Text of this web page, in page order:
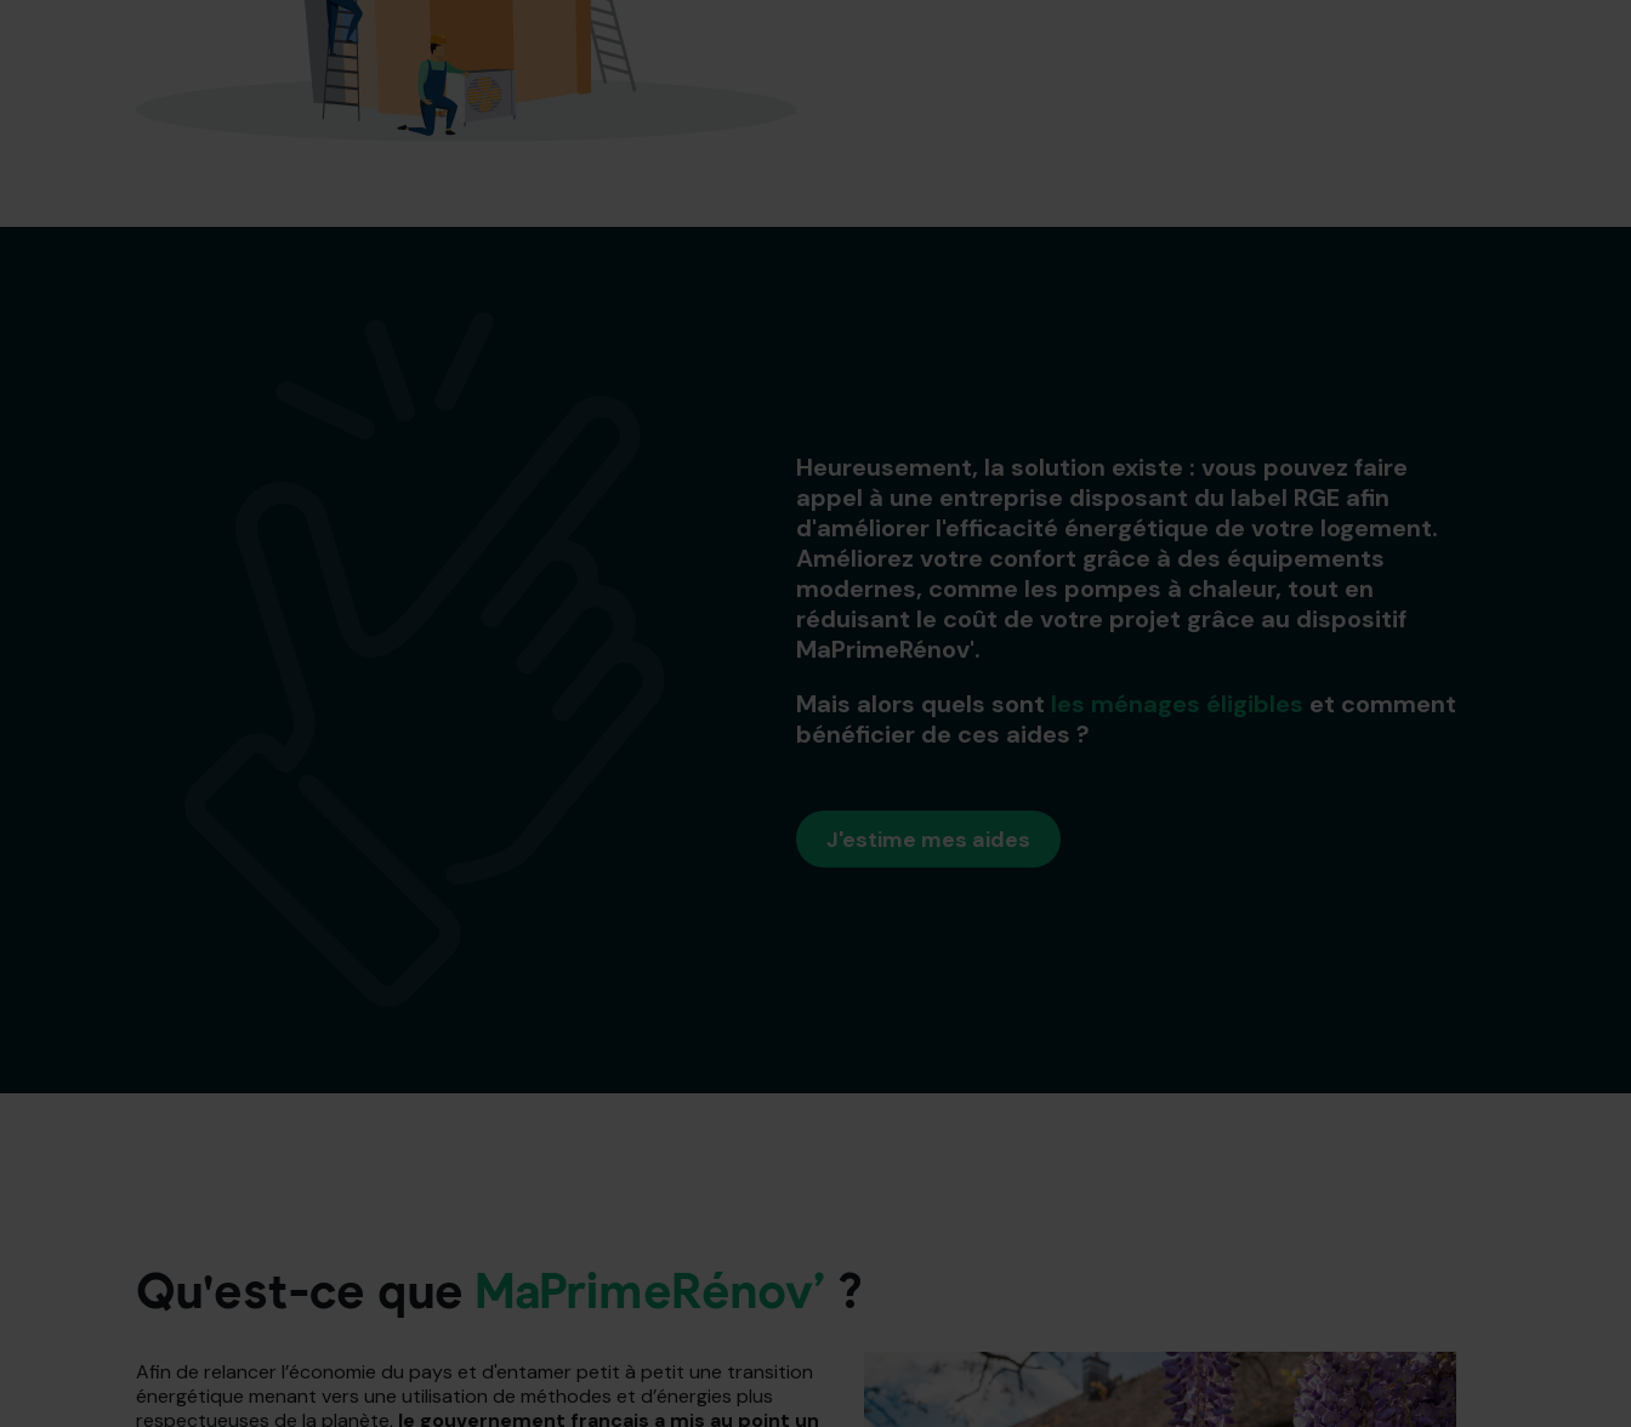
Heureusement, la solution existe : vous pouvez faire
appel à une entreprise disposant du label RGE afin
d'améliorer l'efficacité énergétique de votre logement.
Améliorez votre confort grâce à des équipements
modernes, comme les pompes à chaleur, tout en
réduisant le coût de votre projet grâce au dispositif
MaPrimeRénov'.
Mais alors quels sont les ménages éligibles et comment
bénéficier de ces aides ?
J'estime mes aides
Qu'est-ce que MaPrimeRénov’ ?
Afin de relancer l’économie du pays et d'entamer petit à petit une transition
énergétique menant vers une utilisation de méthodes et d’énergies plus
respectueuses de la planète, le gouvernement français a mis au point un